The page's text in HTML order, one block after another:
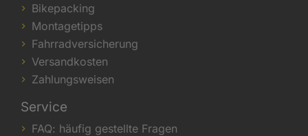
Bikepacking
Montagetipps
Fahrradversicherung
Versandkosten
Zahlungsweisen
Service
FAQ: häufig gestellte Fragen